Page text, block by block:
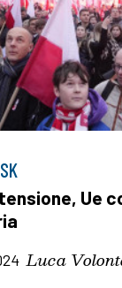
Ue
Luca